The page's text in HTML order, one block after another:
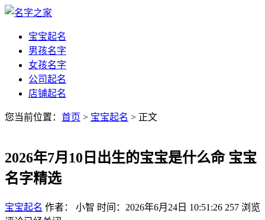
宝宝起名
男孩名字
女孩名字
公司起名
店铺起名
您当前位置： 首页 > 宝宝起名 > 正文
2026年7月10日出生的宝宝是什么命 宝宝
名字精选
宝宝起名 作者： 小智 时间：2026年6月24日 10:51:26 257 浏览